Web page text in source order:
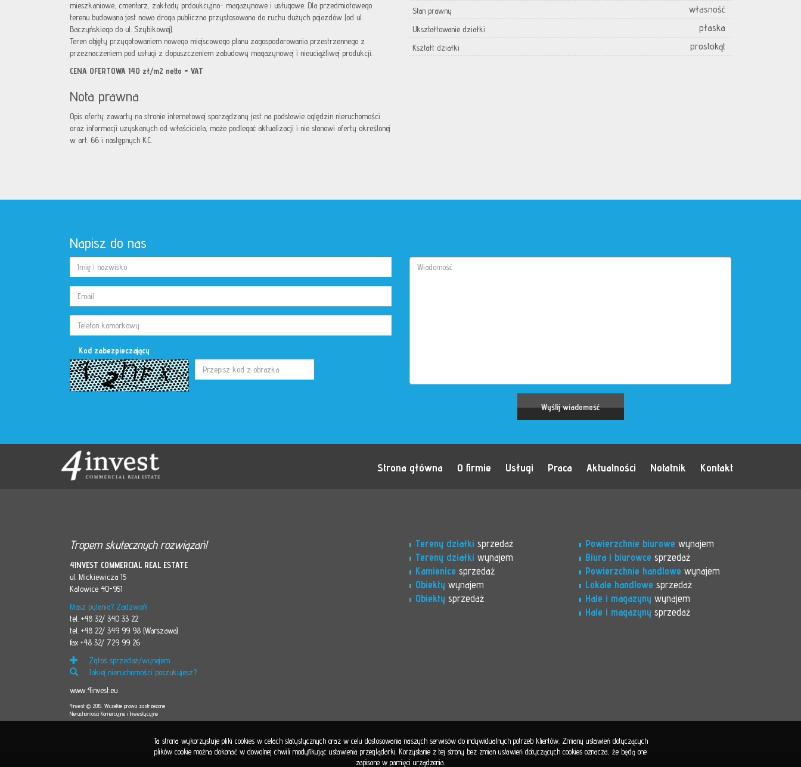
mieszkaniowe, cmentarz, zakłady prdoukcyjno- magazynowe i usługowe. Dla przedmiotowego
terenu budowana jest nowa droga publiczna przystosowana do ruchu dużych pojazdów (od ul.
Baczyńskiego do ul. Szybikowej).
Teren objęty przygotowaniem nowego miejscowego planu zagospodarowania przestrzennego z
przeznaczeniem pod usługi z dopuszczeniem zabudowy magazynowej i nieuciążliwej produkcji.
CENA OFERTOWA 140 zł/m2 netto + VAT
Nota prawna
Opis oferty zawarty na stronie internetowej sporządzany jest na podstawie oględzin nieruchomości
oraz informacji uzyskanych od właściciela, może podlegać aktualizacji i nie stanowi oferty określonej
w art. 66 i następnych K.C.
Stan prawny własność
Ukształtowanie działki płaska
Kształt działki prostokąt
Napisz do nas
Kod zabezpieczający
Strona główna O firmie Usługi Praca Aktualności Notatnik Kontakt
Tropem skutecznych rozwiązań!
4INVEST COMMERCIAL REAL ESTATE
ul. Mickiewicza 15
Katowice 40-951
Masz pytania? Zadzwoń!
tel. +48 32/ 340 33 22
tel. +48 22/ 349 99 98 (Warszawa)
fax +48 32/ 729 99 26
Zgłoś sprzedaż/wynajem
Jakiej nieruchomości poszukujesz?
www.4invest.eu
4invest © 2015. Wszelkie prawa zastrzeżone
Nieruchomości Komercyjne i Inwestycyjne
Tereny działki sprzedaż
Tereny działki wynajem
Kamienice sprzedaż
Obiekty wynajem
Obiekty sprzedaż
Powierzchnie biurowe wynajem
Biura i biurowce sprzedaż
Powierzchnie handlowe wynajem
Lokale handlowe sprzedaż
Hale i magazyny wynajem
Hale i magazyny sprzedaż
Ta strona wykorzystuje pliki cookies w celach statystycznych oraz w celu dostosowania naszych serwisów do indywidualnych potrzeb klientów. Zmiany ustawień dotyczących
plików cookie można dokonać w dowolnej chwili modyfikując ustawienia przeglądarki. Korzystanie z tej strony bez zmian ustawień dotyczących cookies oznacza, że będą one
zapisane w pamięci urządzenia.